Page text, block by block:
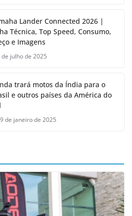
Lander Connected 2026 |
Técnica, Top Speed, Consumo,
e Imagens
de julho de 2025
trará motos da Índia para o
e outros países da América do
de janeiro de 2025